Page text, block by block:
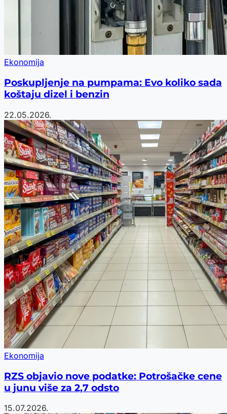
Ekonomija
Poskupljenje na pumpama: Evo koliko sada
koštaju dizel i benzin
22.05.2026.
Ekonomija
RZS objavio nove podatke: Potrošačke cene
u junu više za 2,7 odsto
15.07.2026.